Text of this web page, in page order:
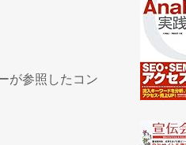
が参照したコン